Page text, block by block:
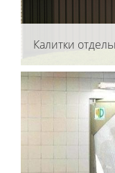
Калитки